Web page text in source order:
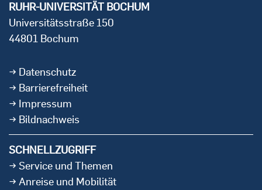
RUHR-UNIVERSITÄT BOCHUM
Universitätsstraße 150
44801 Bochum
Datenschutz
Barrierefreiheit
Impressum
Bildnachweis
SCHNELLZUGRIFF
Service und Themen
Anreise und Mobilität